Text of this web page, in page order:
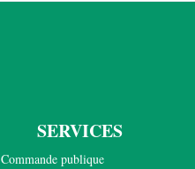
SERVICES
Commande publique